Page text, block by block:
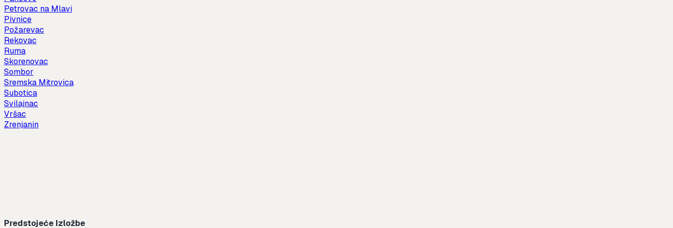
Petrovac na Mlavi
Pivnice
Požarevac
Rekovac
Ruma
Skorenovac
Sombor
Sremska Mitrovica
Subotica
Svilajnac
Vršac
Zrenjanin
Predstojeće Izložbe